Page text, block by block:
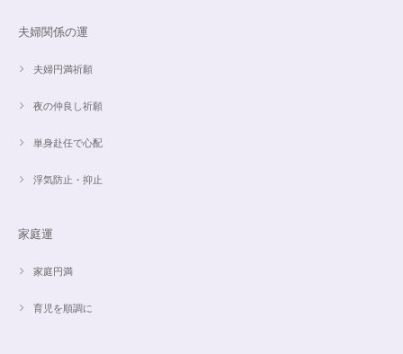
夫婦関係の運
夫婦円満祈願
夜の仲良し祈願
単身赴任で心配
浮気防止・抑止
家庭運
家庭円満
育児を順調に